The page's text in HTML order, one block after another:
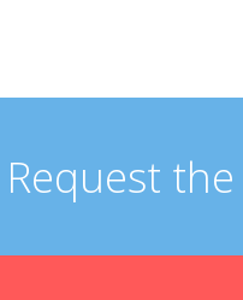
attentes et
afin de
Request the